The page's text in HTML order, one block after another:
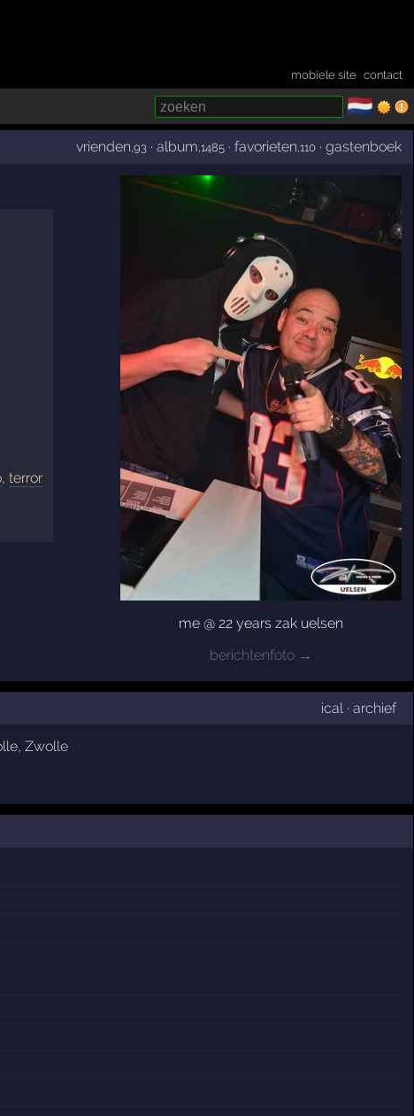
mobiele site ·contact
🇳🇱
vrienden ,93 ·album ,1485 ·favorieten ,110 ·gastenboek
me @ 22 years zak uelsen
berichtenfoto →
,terror
ical · archief
, Zwolle